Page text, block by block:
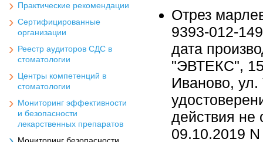
Практические рекомендации
Сертифицированные
организации
Реестр аудиторов СДС в
стоматологии
Центры компетенций в
стоматологии
Мониторинг эффективности
и безопасности
лекарственных препаратов
Отрез
9393-012-
дата
"ЭВТЕКС",
Иваново, ул.
действия не
09.10.2019